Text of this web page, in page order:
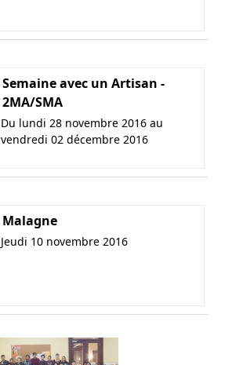
Semaine avec un Artisan -
2MA/SMA
Du lundi 28 novembre 2016 au
vendredi 02 décembre 2016
Malagne
Jeudi 10 novembre 2016